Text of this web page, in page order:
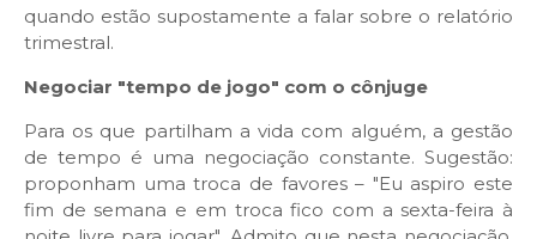
quando estão supostamente a falar sobre o relatório
trimestral.
Negociar "tempo de jogo" com o cônjuge
Para os que partilham a vida com alguém, a gestão
de tempo é uma negociação constante. Sugestão:
proponham uma troca de favores – "Eu aspiro este
fim de semana e em troca fico com a sexta-feira à